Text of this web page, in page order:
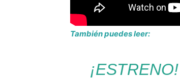
También puedes leer: